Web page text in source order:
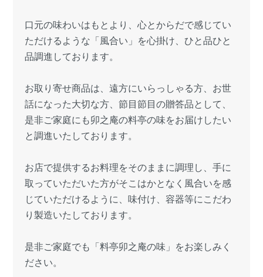
口元の味わいはもとより、心とからだで感じてい
ただけるような「風合い」を心掛け、ひと品ひと
品調進しております。
お取り寄せ商品は、遠方にいらっしゃる方、お世
話になった大切な方、節目節目の贈答品として、
是非ご家庭にも卯之庵の料亭の味をお届けしたい
と調進いたしております。
お店で提供するお料理をそのままに調理し、手に
取っていただいた方がそこはかとなく風合いを感
じていただけるように、味付け、容器等にこだわ
り製造いたしております。
是非ご家庭でも「料亭卯之庵の味」をお楽しみく
ださい。